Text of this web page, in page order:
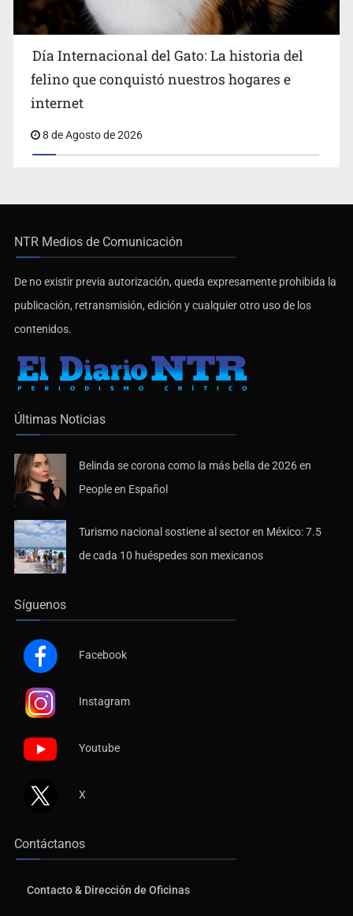
Día Internacional del Gato: La historia del
felino que conquistó nuestros hogares e
internet
8 de Agosto de 2026
NTR Medios de Comunicación
De no existir previa autorización, queda expresamente prohibida la
publicación, retransmisión, edición y cualquier otro uso de los
contenidos.
Últimas Noticias
Belinda se corona como la más bella de 2026 en
People en Español
Turismo nacional sostiene al sector en México: 7.5
de cada 10 huéspedes son mexicanos
Síguenos
Facebook
Instagram
Youtube
X
Contáctanos
Contacto & Dirección de Oficinas